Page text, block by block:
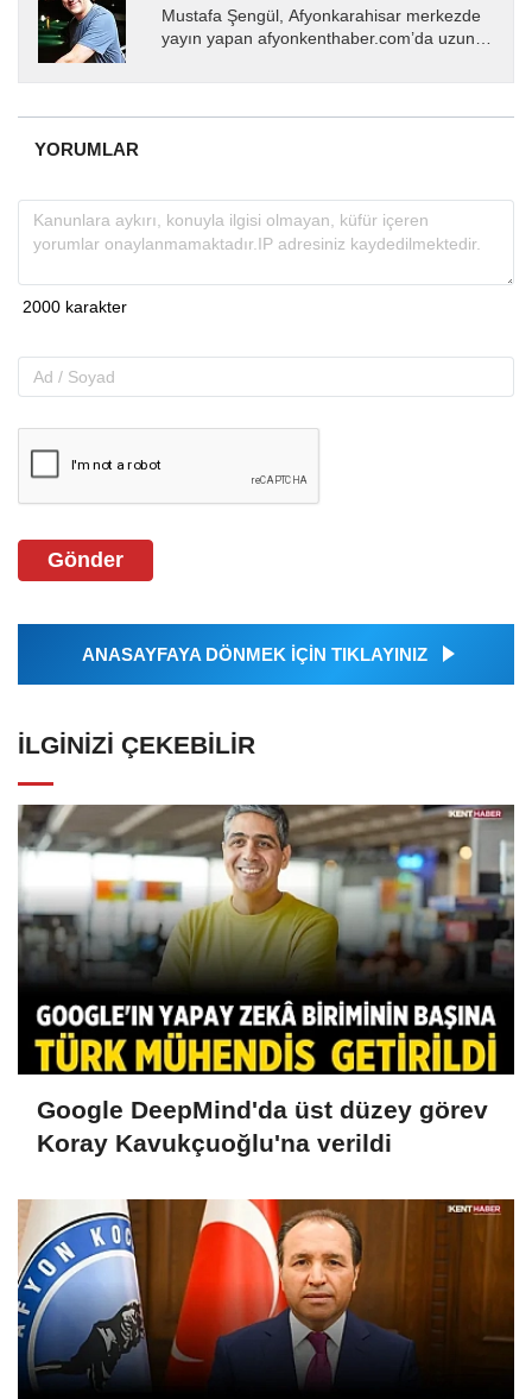
Mustafa Şengül, Afyonkarahisar merkezde
yayın yapan afyonkenthaber.com’da uzun
almakta, haber akışı...
YORUMLAR
Gönder
ANASAYFAYA DÖNMEK İÇİN TIKLAYINIZ
İLGINIZI ÇEKEBILIR
Google DeepMind'da üst düzey görev
Koray Kavukçuoğlu'na verildi